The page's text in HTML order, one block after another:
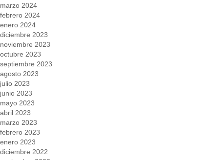
marzo 2024
febrero 2024
enero 2024
diciembre 2023
noviembre 2023
octubre 2023
septiembre 2023
agosto 2023
julio 2023
junio 2023
mayo 2023
abril 2023
marzo 2023
febrero 2023
enero 2023
diciembre 2022